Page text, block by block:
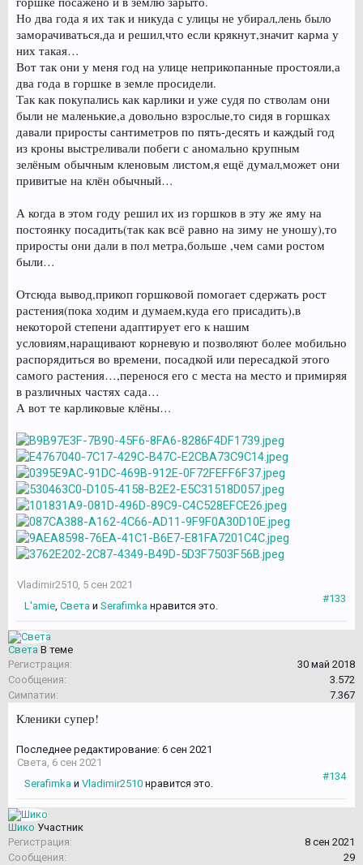
Но два года я их так и никуда с улицы не убирал,лень было
заморачиваться,да и решил,что если крякнут,значит карма у
них такая…
Вот так они у меня год на улице неприкопанные простояли,а
два года в горшке в земле просидели.
Так как покупались как карлики и уже судя по стволам они
были не маленькие,а довольно взрослые,то сидя в горшках
давали приросты сантиметров по пять-десять и каждый год
из кроны выстреливали побеги с аномально крупным
зелёным обычным кленовым листом,я ещё думал,может они
привитые на клён обычный…
А когда в этом году решил их из горшков в эту же яму на
постоянку посадить(так как всё равно на зиму не уношу),то
приросты они дали в пол метра,больше ,чем сами ростом
были…
Отсюда вывод,прикоп горшковой помогает сдержать рост
растения(пока ходим и думаем,куда его присадить),в
некоторой степени адаптирует его к нашим
условиям,наращивают корневую и позволяют более мобильно
распорядиться во времени, посадкой или пересадкой этого
самого растения…,перенося его с места на место и примиряя
в различных частях сада…
А вот те карликовые клёны…
Vladimir2510, 5 сен 2021
#133
L'amie, Света и Serafimka нравится это.
Света В теме
Регистрация:
30 май 2018
Сообщения:
3.572
Симпатии:
7.367
Кленики супер!
Последнее редактирование: 6 сен 2021
Света, 6 сен 2021
#134
Serafimka и Vladimir2510 нравится это.
Шико Участник
Регистрация:
8 сен 2021
Сообщения:
29